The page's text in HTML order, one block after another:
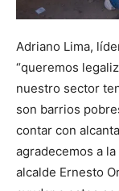
Adriano Lima,
“queremos
nuestro sector
son barrios
contar con
agradecemos a
alcalde Ernesto